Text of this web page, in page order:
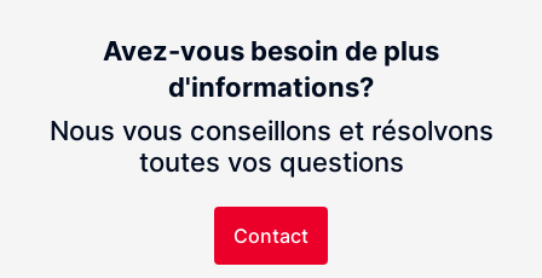
Avez-vous besoin de plus
d'informations?
Nous vous conseillons et résolvons
toutes vos questions
Contact